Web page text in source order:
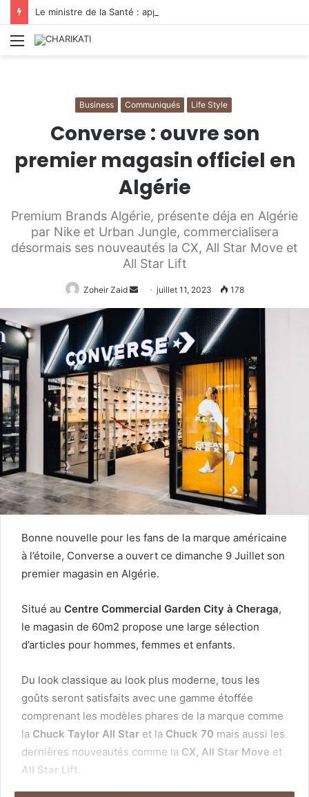
Menu
Business Communiqués Life Style
Converse : ouvre son
premier magasin officiel en
Algérie
Premium Brands Algérie, présente déja en Algérie
par Nike et Urban Jungle, commercialisera
désormais ses nouveautés la CX, All Star Move et
All Star Lift
Zoheir Zaid
Envoyer
un
courriel
juillet 11, 2023 178
Bonne nouvelle pour les fans de la marque américaine
à l’étoile, Converse a ouvert ce dimanche 9 Juillet son
premier magasin en Algérie.
Situé au Centre Commercial Garden City à Cheraga,
le magasin de 60m2 propose une large sélection
d’articles pour hommes, femmes et enfants.
Du look classique au look plus moderne, tous les
goûts seront satisfaits avec une gamme étoffée
comprenant les modèles phares de la marque comme
la Chuck Taylor All Star et la Chuck 70 mais aussi les
dernières nouveautés comme la CX, All Star Move et
All Star Lift